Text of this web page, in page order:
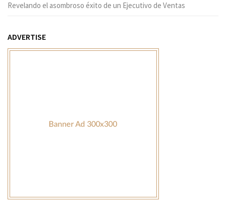
Revelando el asombroso éxito de un Ejecutivo de Ventas
ADVERTISE